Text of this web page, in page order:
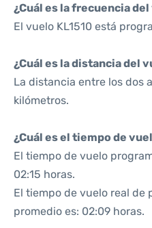
¿Cuál es la frecuencia del
El vuelo KL1510 está
¿Cuál es la distancia del
La distancia entre los dos
kilómetros.
¿Cuál es el tiempo de
El tiempo de vuelo
02:15 horas.
El tiempo de vuelo real de
promedio es: 02:09 horas.